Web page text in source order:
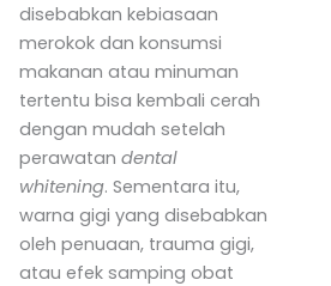
disebabkan kebiasaan
merokok dan konsumsi
makanan atau minuman
tertentu bisa kembali cerah
dengan mudah setelah
perawatan dental
whitening. Sementara itu,
warna gigi yang disebabkan
oleh penuaan, trauma gigi,
atau efek samping obat